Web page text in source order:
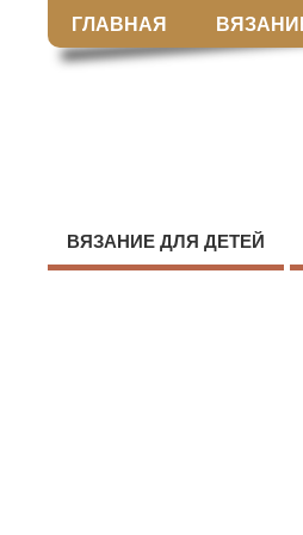
ГЛАВНАЯ
ВЯЗАНИЕ ДЛЯ ДЕТЕЙ